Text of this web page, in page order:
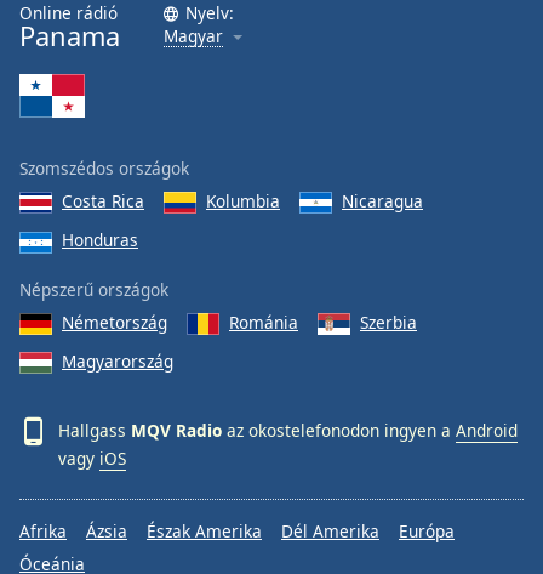
Font
Family
Done
Close
Dialog
dialog
window.
Online rádió
Panama
Nyelv:
Magyar
Szomszédos országok
Costa Rica
Kolumbia
Nicaragua
Honduras
Népszerű országok
Németország
Románia
Szerbia
Magyarország
Hallgass MQV Radio az okostelefonodon ingyen a Android
vagy iOS
Afrika Ázsia Észak Amerika Dél Amerika
Európa
Óceánia